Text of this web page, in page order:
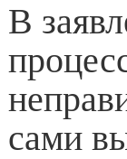
В
сами